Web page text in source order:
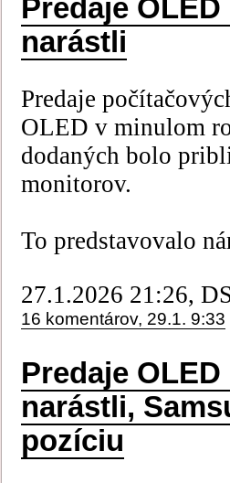
Predaje
narástli
Predaje
OLED v minulom
dodaných bolo
monitorov.
To predstavovalo
27.1.2026 21:26,
16 komentárov, 29.1. 9:33
Predaje
narástli,
pozíciu